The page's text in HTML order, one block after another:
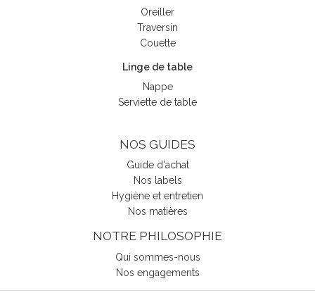
Oreiller
Traversin
Couette
Linge de table
Nappe
Serviette de table
NOS GUIDES
Guide d'achat
Nos labels
Hygiène et entretien
Nos matières
NOTRE PHILOSOPHIE
Qui sommes-nous
Nos engagements